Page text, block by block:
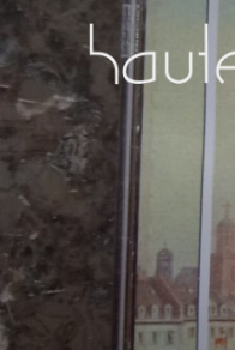
Zum
Inhalt
springen